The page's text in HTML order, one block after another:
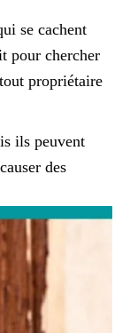
se cachent
pour chercher
propriétaire
ils peuvent
des